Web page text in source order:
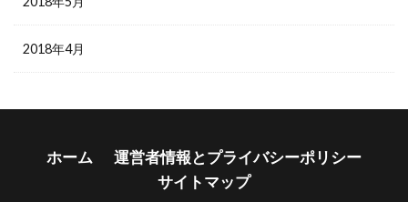
2018年4月
ホーム
運営者情報とプライバシーポリシー
サイトマップ